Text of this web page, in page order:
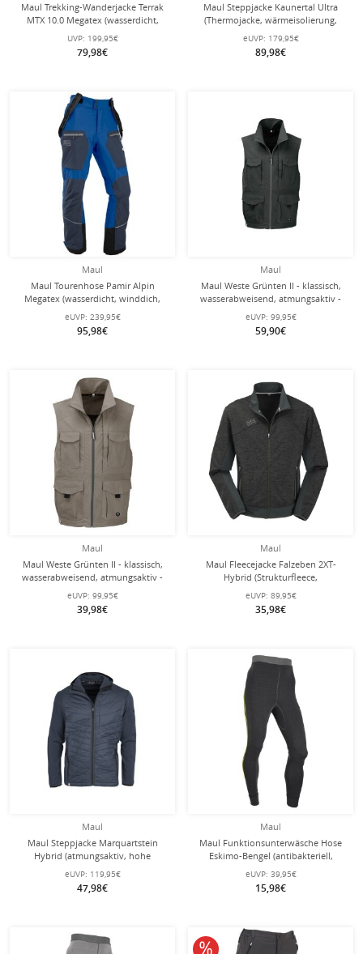
Maul Trekking-Wanderjacke Terrak
MTX 10.0 Megatex (wasserdicht,
winddicht, atmungsaktiv) schwarz
Herren
UVP: 199,95€
79,98€
Maul Steppjacke Kaunertal Ultra
(Thermojacke, wärmeisolierung,
atmungsaktiv) beige Herren
eUVP: 179,95€
89,98€
Maul
Maul Tourenhose Pamir Alpin
Megatex (wasserdicht, winddich,
atmungsaktiv) blau Herren
eUVP: 239,95€
95,98€
Maul
Maul Weste Grünten II - klassisch,
wasserabweisend, atmungsaktiv -
schwarz Herren - Übergröße -
eUVP: 99,95€
59,90€
Maul
Maul Weste Grünten II - klassisch,
wasserabweisend, atmungsaktiv -
beige Herren - Übergröße -
eUVP: 99,95€
39,98€
Maul
Maul Fleecejacke Falzeben 2XT-
Hybrid (Strukturfleece,
atmungsaktiv)
schwarz/anthrazitgrau Herren
eUVP: 89,95€
35,98€
Maul
Maul Steppjacke Marquartstein
Hybrid (atmungsaktiv, hohe
Wärmeisolierung) dunkelblau
Herren
eUVP: 119,95€
47,98€
Maul
Maul Funktionsunterwäsche Hose
Eskimo-Bengel (antibakteriell,
atmungsaktiv, elastisch) schwarz
Herren
eUVP: 39,95€
15,98€
10% reduziert